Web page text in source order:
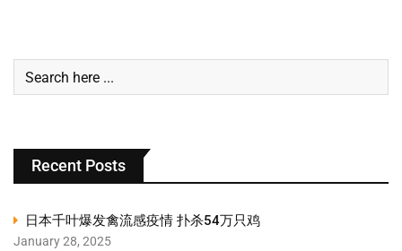
Recent Posts
日本千叶爆发禽流感疫情 扑杀54万只鸡
January 28, 2025